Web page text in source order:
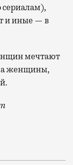
сериалам),
и иные — в
мечтают
а женщины,